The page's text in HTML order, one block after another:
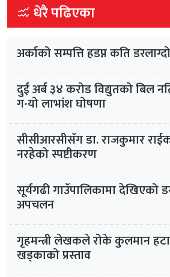
धेरै पढिएका
अर्काको सम्पत्ति हडप्न कति
दुई अर्ब ३४ करोड विद्युतको बिल
ग-यो लाभांश घोषणा
सीसीआरसीसँग डा. राजकुमार
नरहेको स्पष्टीकरण
सूर्यगढी गाउँपालिकामा देखिएको
अपचलन
गृहमन्त्री लेखकले रोके कुलमान
खड्काको प्रस्ताव